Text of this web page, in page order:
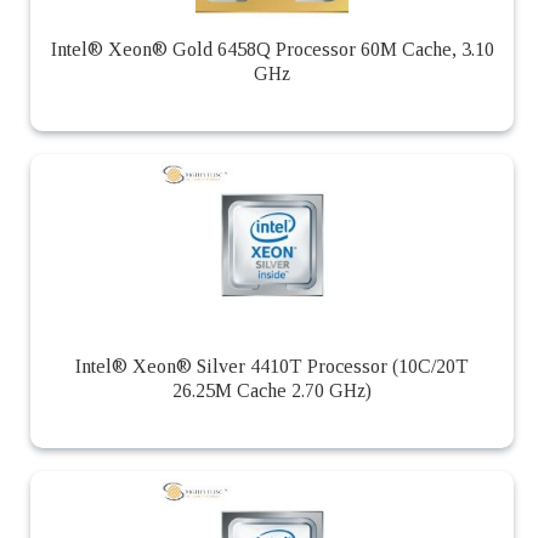
Intel® Xeon® Gold 6458Q Processor 60M Cache, 3.10
GHz
Intel® Xeon® Silver 4410T Processor (10C/20T
26.25M Cache 2.70 GHz)